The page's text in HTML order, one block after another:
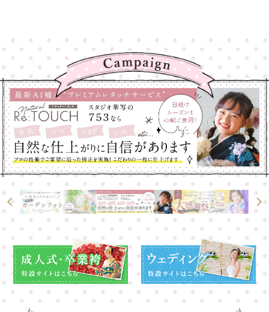
高崎店
大宮店
高崎店
大宮店